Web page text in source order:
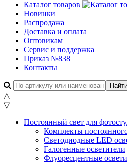
Каталог товаров
Новинки
Распродажа
Доставка и оплата
Оптовикам
Сервис и поддержка
Приказ №838
Контакты
△
▽
Постоянный свет для
Комплекты
Светодиодные LED
Галогенные осветители
Флуоресцентные